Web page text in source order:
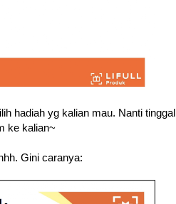
hadiah yg kalian mau. Nanti tinggal
ke kalian~
Gini caranya: